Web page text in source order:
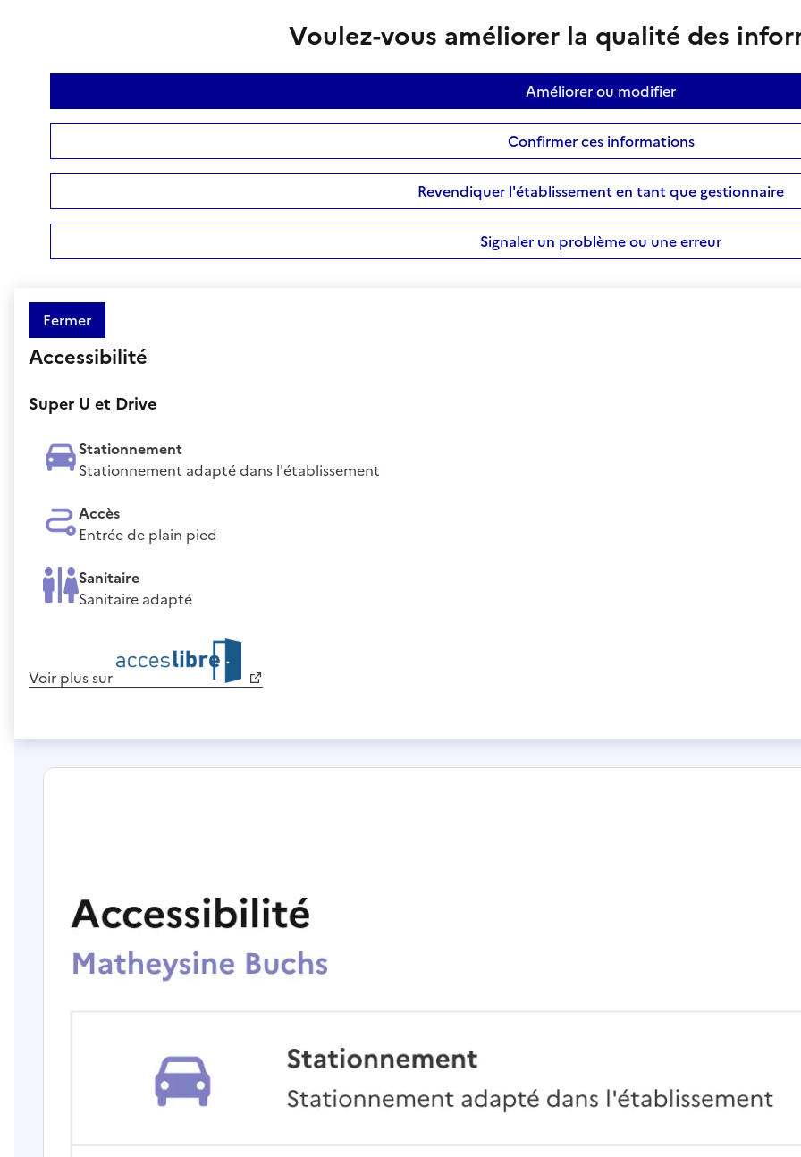
Voulez-vous améliorer la qualité des
Améliorer ou modifier
Confirmer ces informations
Revendiquer l'établissement en tant que gestionnaire
Signaler un problème ou une erreur
Fermer
Accessibilité
Super U et Drive
Stationnement
Stationnement adapté dans l'établissement
Accès
Entrée de plain pied
Sanitaire
Sanitaire adapté
Voir plus sur